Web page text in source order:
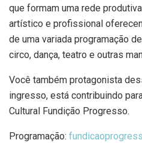
que formam uma rede
artístico e profissional
de uma variada programação
circo, dança, teatro e outras
Você também protagonista
ingresso, está contribuindo
Cultural Fundição Progresso.
Programação: